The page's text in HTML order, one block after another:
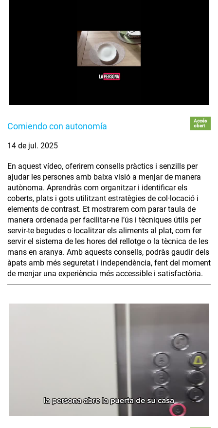
Comiendo con autonomía
Accés
obert
14 de jul. 2025
En aquest vídeo, oferirem consells pràctics i senzills per
ajudar les persones amb baixa visió a menjar de manera
autònoma. Aprendràs com organitzar i identificar els
coberts, plats i gots utilitzant estratègies de col·locació i
elements de contrast. Et mostrarem com parar taula de
manera ordenada per facilitar-ne l’ús i tècniques útils per
servir-te begudes o localitzar els aliments al plat, com fer
servir el sistema de les hores del rellotge o la tècnica de les
mans en aranya. Amb aquests consells, podràs gaudir dels
àpats amb més seguretat i independència, fent del moment
de menjar una experiència més accessible i satisfactòria.